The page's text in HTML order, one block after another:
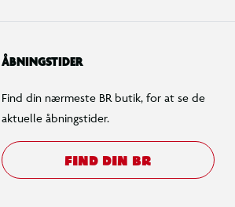
ÅBNINGSTIDER
Find din nærmeste BR butik, for at se de
aktuelle åbningstider.
FIND DIN BR